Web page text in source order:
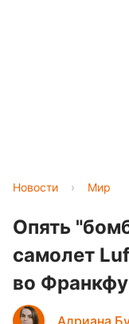
Новости › Мир
Опять
самолет
во